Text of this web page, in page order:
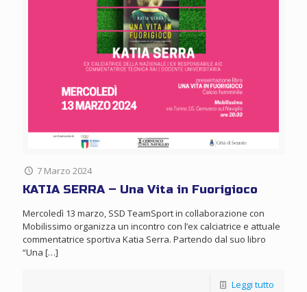
7 Marzo 2024
KATIA SERRA – Una Vita in Fuorigioco
Mercoledì 13 marzo, SSD TeamSport in collaborazione con
Mobilissimo organizza un incontro con l’ex calciatrice e attuale
commentatrice sportiva Katia Serra. Partendo dal suo libro
“Una […]
Leggi tutto